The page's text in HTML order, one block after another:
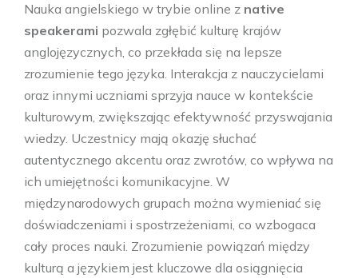
Nauka angielskiego w trybie online z native
speakerami pozwala zgłębić kulturę krajów
anglojęzycznych, co przekłada się na lepsze
zrozumienie tego języka. Interakcja z nauczycielami
oraz innymi uczniami sprzyja nauce w kontekście
kulturowym, zwiększając efektywność przyswajania
wiedzy. Uczestnicy mają okazję słuchać
autentycznego akcentu oraz zwrotów, co wpływa na
ich umiejętności komunikacyjne. W
międzynarodowych grupach można wymieniać się
doświadczeniami i spostrzeżeniami, co wzbogaca
cały proces nauki. Zrozumienie powiązań między
kulturą a językiem jest kluczowe dla osiągnięcia